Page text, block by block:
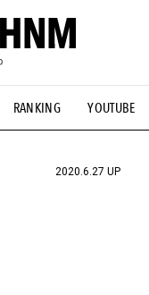
RANKING YOUTUBE
#マイナーグッド図鑑
2020.6.27 UP